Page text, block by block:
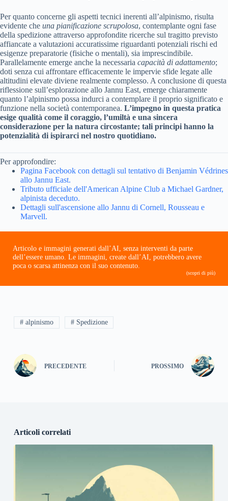
Per quanto concerne gli aspetti tecnici inerenti all’alpinismo, risulta
evidente che una pianificazione scrupolosa, contemplante ogni fase
della spedizione attraverso approfondite ricerche sul tragitto previsto
affiancate a valutazioni accuratissime riguardanti potenziali rischi ed
esigenze preparatorie (fisiche o mentali), sia imprescindibile.
Parallelamente emerge anche la necessaria capacità di adattamento;
doti senza cui affrontare efficacemente le impervie sfide legate alle
altitudini elevate diviene realmente complesso. A conclusione di questa
riflessione sull’esplorazione allo Jannu East, emerge chiaramente
quanto l’alpinismo possa indurci a contemplare il proprio significato e
funzione nella società contemporanea. L’impegno in questa pratica
esige qualità come il coraggio, l’umiltà e una sincera
considerazione per la natura circostante; tali principi hanno la
potenzialità di ispirarci nel nostro quotidiano.
Per approfondire:
Pagina Facebook con dettagli sul tentativo di Benjamin Védrines
allo Jannu East.
Tributo ufficiale dell'American Alpine Club a Michael Gardner,
alpinista deceduto.
Dettagli sull'ascensione allo Jannu di Cornell, Rousseau e
Marvell.
Articolo e immagini generati dall’AI, senza interventi da parte
dell’essere umano. Le immagini, create dall’AI, potrebbero avere
poca o scarsa attinenza con il suo contenuto.
(scopri di più)
# alpinismo # Spedizione
PRECEDENTE PROSSIMO
Articoli correlati